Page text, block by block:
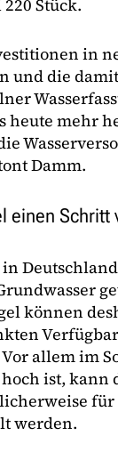
Stück.
in
und die
heute mehr
Damm.
einen Schritt
können
allem im
ist, kann
werden.